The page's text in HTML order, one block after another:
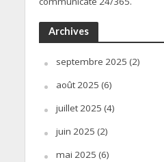
Archives
septembre 2025 (2)
août 2025 (6)
juillet 2025 (4)
juin 2025 (2)
mai 2025 (6)